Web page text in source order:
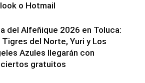
o Hotmail
del Alfeñique 2026 en Toluca:
Tigres del Norte, Yuri y Los
Azules llegarán con
gratuitos